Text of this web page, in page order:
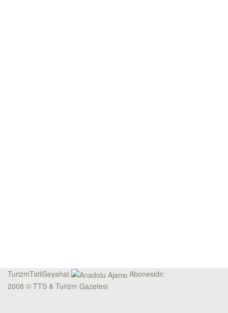
TurizmTatilSeyahat
Abonesidir.
2008 © TTS & Turizm Gazetesi